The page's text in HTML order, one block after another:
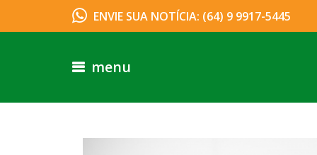
ENVIE SUA NOTÍCIA: (64) 9 9917-5445
menu